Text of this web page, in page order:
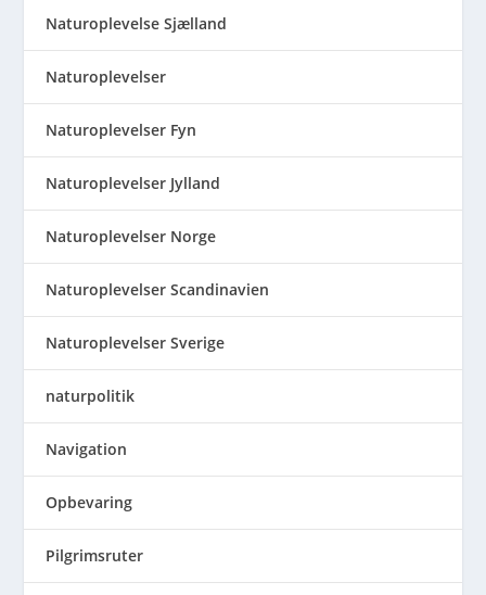
Naturoplevelse Sjælland
Naturoplevelser
Naturoplevelser Fyn
Naturoplevelser Jylland
Naturoplevelser Norge
Naturoplevelser Scandinavien
Naturoplevelser Sverige
naturpolitik
Navigation
Opbevaring
Pilgrimsruter